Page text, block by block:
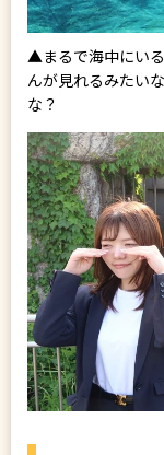
▲まるで海中にい
んが見れるみたい
な？